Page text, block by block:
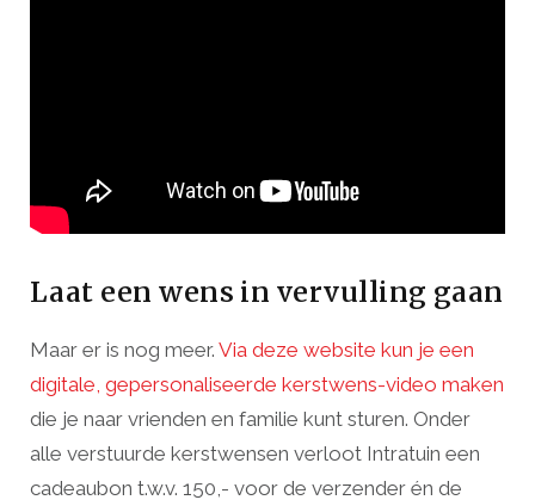
Laat een wens in vervulling gaan
Maar er is nog meer. Via deze website kun je een
digitale, gepersonaliseerde kerstwens-video maken
die je naar vrienden en familie kunt sturen. Onder
alle verstuurde kerstwensen verloot Intratuin een
cadeaubon t.w.v. 150,- voor de verzender én de